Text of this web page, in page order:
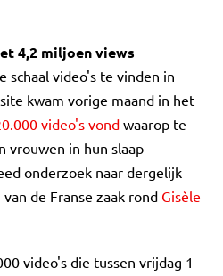
4,2 miljoen views
schaal video's te vinden in
kwam vorige maand in het
video's vond waarop te
vrouwen in hun slaap
onderzoek naar dergelijk
de Franse zaak rond Gisèle
video's die tussen vrijdag 1